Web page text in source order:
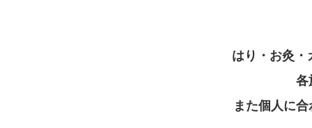
はり・お灸・
各
また個人に